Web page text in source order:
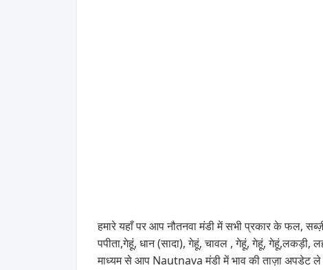
हमारे यहाँ पर आप नौतनवा मंडी में सभी प्रकार के फल,
पपीता,गेहूं, धान (सादा), गेहूं, चावल , गेहूं, गेहूं,
माध्यम से आप Nautnava मंडी में भाव की ताज़ा